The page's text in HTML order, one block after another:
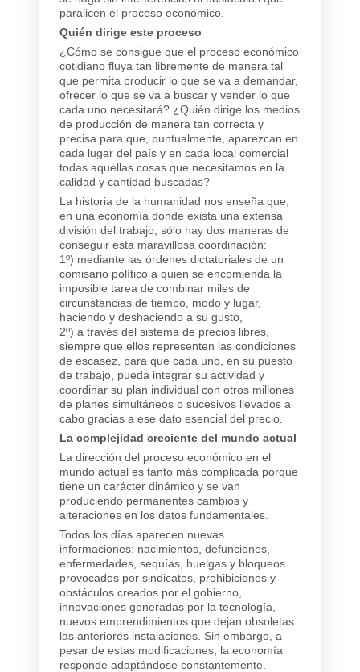
paralicen el proceso económico.
Quién dirige este proceso
¿Cómo se consigue que el proceso económico
cotidiano fluya tan libremente de manera tal
que permita producir lo que se va a demandar,
ofrecer lo que se va a buscar y vender lo que
cada uno necesitará? ¿Quién dirige los medios
de producción de manera tan correcta y
precisa para que, puntualmente, aparezcan en
cada lugar del país y en cada local comercial
todas aquellas cosas que necesitamos en la
calidad y cantidad buscadas?
La historia de la humanidad nos enseña que,
en una economía donde exista una extensa
división del trabajo, sólo hay dos maneras de
conseguir esta maravillosa coordinación:
1º) mediante las órdenes dictatoriales de un
comisario político a quien se encomienda la
imposible tarea de combinar miles de
circunstancias de tiempo, modo y lugar,
haciendo y deshaciendo a su gusto,
2º) a través del sistema de precios libres,
siempre que ellos representen las condiciones
de escasez, para que cada uno, en su puesto
de trabajo, pueda integrar su actividad y
coordinar su plan individual con otros millones
de planes simultáneos o sucesivos llevados a
cabo gracias a ese dato esencial del precio.
La complejidad creciente del mundo actual
La dirección del proceso económico en el
mundo actual es tanto más complicada porque
tiene un carácter dinámico y se van
produciendo permanentes cambios y
alteraciones en los datos fundamentales.
Todos los días aparecen nuevas
informaciones: nacimientos, defunciones,
enfermedades, sequías, huelgas y bloqueos
provocados por sindicatos, prohibiciones y
obstáculos creados por el gobierno,
innovaciones generadas por la tecnología,
nuevos emprendimientos que dejan obsoletas
las anteriores instalaciones. Sin embargo, a
pesar de estas modificaciones, la economía
responde adaptándose constantemente.